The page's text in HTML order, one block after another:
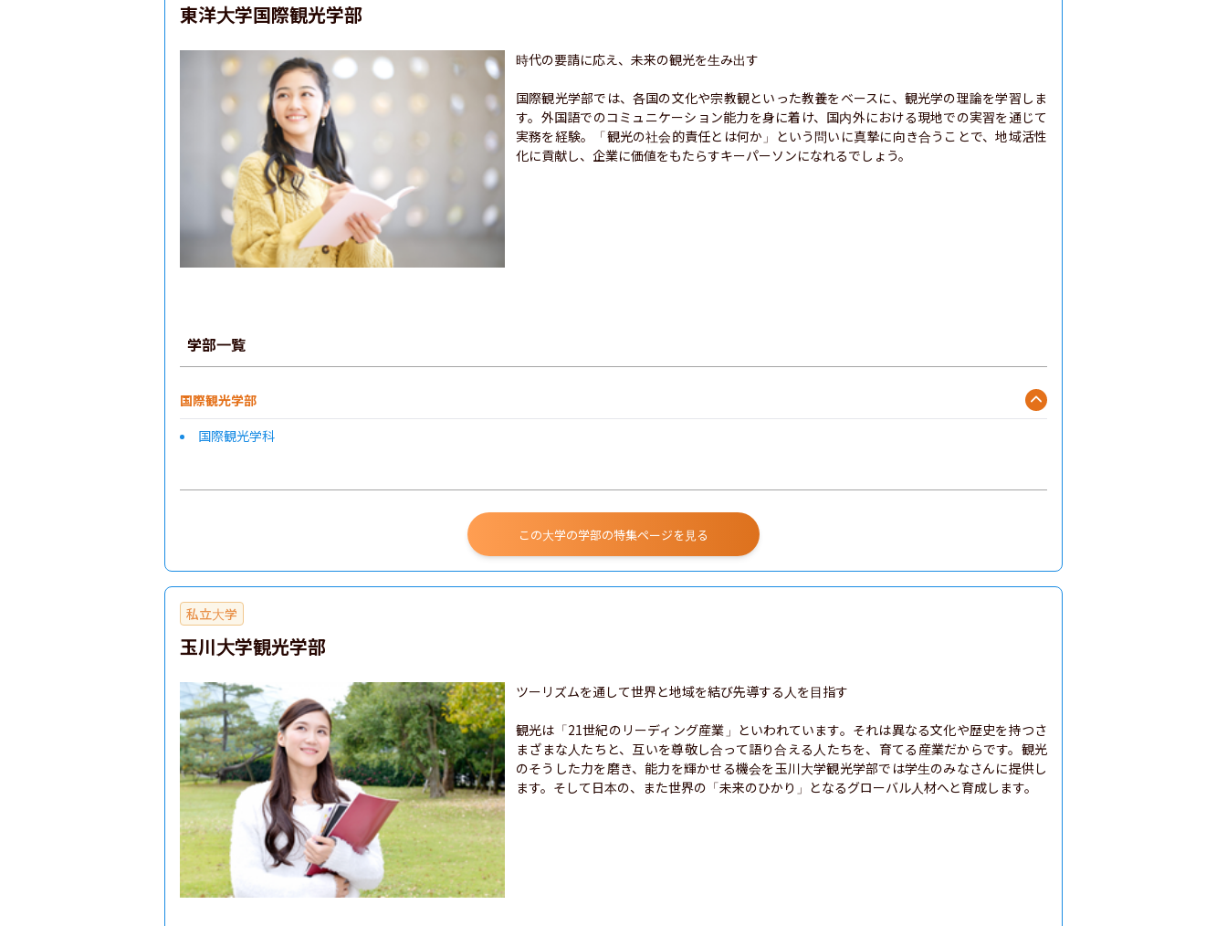
東洋大学国際観光学部
時代の要請に応え、未来の観光を生み出す
国際観光学部では、各国の文化や宗教観といった教養をベースに、観光学の理論を学習しま
す。外国語でのコミュニケーション能力を身に着け、国内外における現地での実習を通じて
実務を経験。「観光の社会的責任とは何か」という問いに真摯に向き合うことで、地域活性
化に貢献し、企業に価値をもたらすキーパーソンになれるでしょう。
学部一覧
国際観光学部
国際観光学科
この大学の学部の特集ページを見る
私立大学
玉川大学観光学部
ツーリズムを通して世界と地域を結び先導する人を目指す
観光は「21世紀のリーディング産業」といわれています。それは異なる文化や歴史を持つさ
まざまな人たちと、互いを尊敬し合って語り合える人たちを、育てる産業だからです。観光
のそうした力を磨き、能力を輝かせる機会を玉川大学観光学部では学生のみなさんに提供し
ます。そして日本の、また世界の「未来のひかり」となるグローバル人材へと育成します。